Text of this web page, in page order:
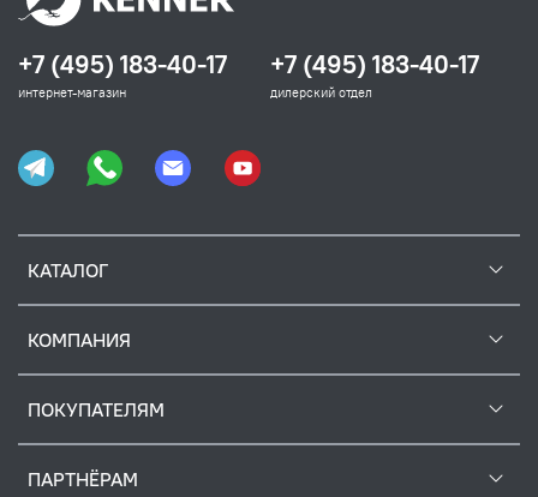
КАТАЛОГ
КОМПАНИЯ
ПОКУПАТЕЛЯМ
ПАРТНЁРАМ
+7 (495) 183-40-17
интернет-магазин
+7 (495) 183-40-17
дилерский отдел